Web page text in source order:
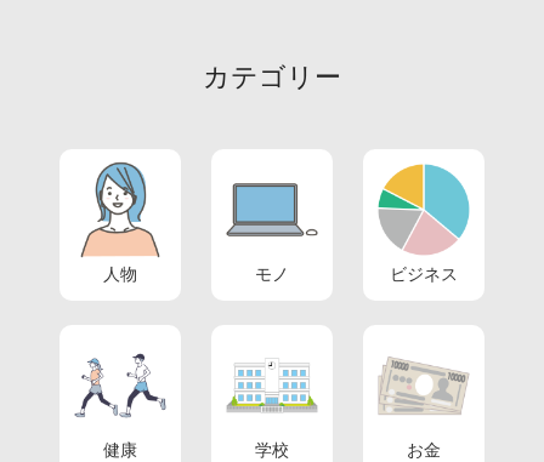
カテゴリー
人物 モノ ビジネス
健康 学校 お金